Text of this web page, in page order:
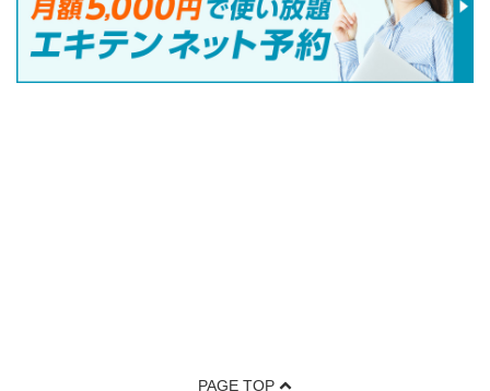
PAGE TOP